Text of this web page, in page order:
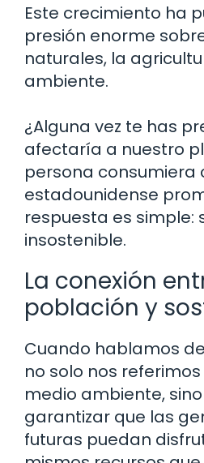
Este crecimiento ha
presión enorme
naturales, la
ambiente.
¿Alguna vez te has
afectaría a nuestro
persona consumiera
estadounidense
respuesta es simple:
insostenible.
La conexión
población y
Cuando hablamos
no solo nos
medio ambiente,
garantizar que las
futuras puedan